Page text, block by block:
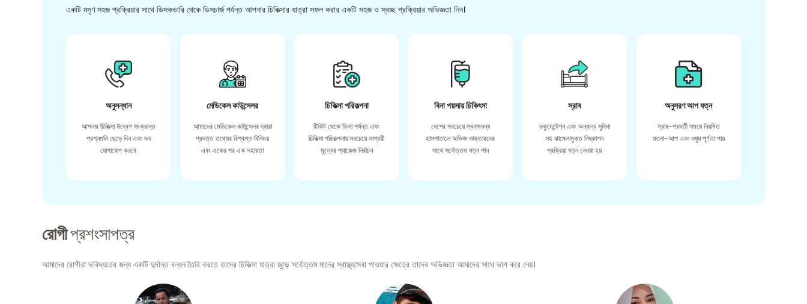
একটি মসৃণ সহজ প্রক্রিয়ার সাথে ডিসকভারি থেকে ডিসচার্জ পর্যন্ত আপনার চিকিত্সার যাত্রা সফল করার একটি সহজ ও স্বচ্ছ প্রক্রিয়ার অভিজ্ঞতা নিন।
অনুসন্ধান
আপনার চিকিত্সা উদ্বেগ সংক্রান্ত
প্রশ্নগুলি ছেড়ে দিন এবং দল
যোগাযোগ করবে
মেডিকেল কাউন্সেলর
আমাদের মেডিকেল কাউন্সেলর দ্বারা
প্রদত্ত তথ্যের বিশ্বস্ত বিনিময়
এবং একের পর এক সহায়তা
চিকিত্সা পরিকল্পনা
টিকিট থেকে ভিসা পর্যন্ত এবং
চিকিত্সা পরিকল্পনায় সবচেয়ে সাশ্রয়ী
মূল্যের প্যাকেজ নির্বাচন
বিনা পয়সায় চিকিৎসা
দেশের সবচেয়ে স্বনামধন্য
হাসপাতালে অভিজ্ঞ ডাক্তারদের
সাথে সর্বোত্তম যত্ন পান
স্রাব
ডকুমেন্টেশন এবং অন্যান্য সুবিধা
সহ ঝামেলামুক্ত নিষ্কাশন
প্রক্রিয়া যত্ন নেওয়া হয়
অনুসরণ আপ যত্ন
স্রাব-পরবর্তী সময়ে নিয়মিত
ফলো-আপ এবং ওষুধ পূর্ণতা পায়
রোগীপ্রশংসাপত্র
আমাদের রোগীরা ভবিষ্যতের জন্য একটি দুর্দান্ত বন্ধন তৈরি করতে তাদের চিকিত্সা যাত্রা জুড়ে সর্বোত্তম মানের স্বাস্থ্যসেবা পাওয়ার ক্ষেত্রে তাদের অভিজ্ঞতা আমাদের সাথে ভাগ করে নেয়।